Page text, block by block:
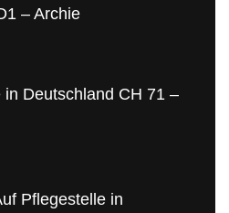
– Archie
Deutschland CH 71 –
Pflegestelle in